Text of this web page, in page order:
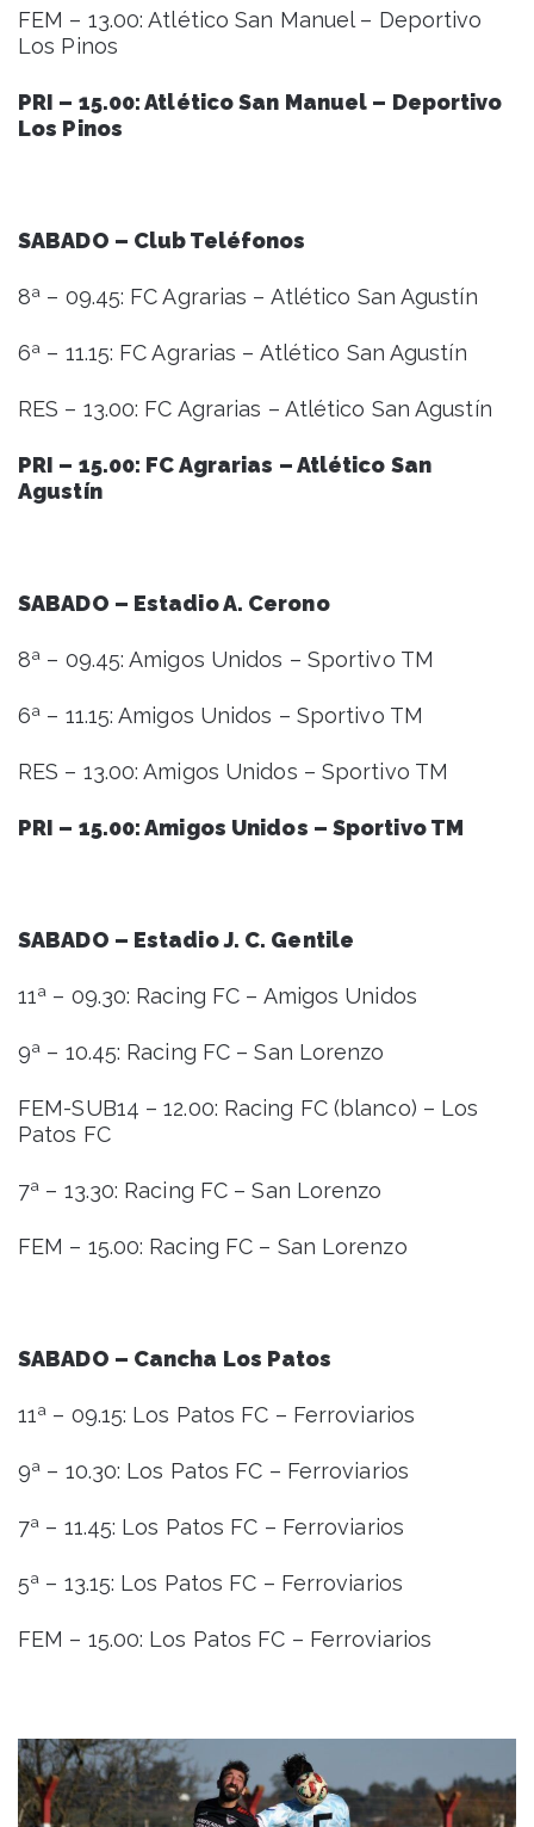
FEM – 13.00: Atlético San Manuel – Deportivo
Los Pinos
PRI – 15.00: Atlético San Manuel – Deportivo
Los Pinos
SABADO – Club Teléfonos
8ª – 09.45: FC Agrarias – Atlético San Agustín
6ª – 11.15: FC Agrarias – Atlético San Agustín
RES – 13.00: FC Agrarias – Atlético San Agustín
PRI – 15.00: FC Agrarias – Atlético San
Agustín
SABADO – Estadio A. Cerono
8ª – 09.45: Amigos Unidos – Sportivo TM
6ª – 11.15: Amigos Unidos – Sportivo TM
RES – 13.00: Amigos Unidos – Sportivo TM
PRI – 15.00: Amigos Unidos – Sportivo TM
SABADO – Estadio J. C. Gentile
11ª – 09.30: Racing FC – Amigos Unidos
9ª – 10.45: Racing FC – San Lorenzo
FEM-SUB14 – 12.00: Racing FC (blanco) – Los
Patos FC
7ª – 13.30: Racing FC – San Lorenzo
FEM – 15.00: Racing FC – San Lorenzo
SABADO – Cancha Los Patos
11ª – 09.15: Los Patos FC – Ferroviarios
9ª – 10.30: Los Patos FC – Ferroviarios
7ª – 11.45: Los Patos FC – Ferroviarios
5ª – 13.15: Los Patos FC – Ferroviarios
FEM – 15.00: Los Patos FC – Ferroviarios